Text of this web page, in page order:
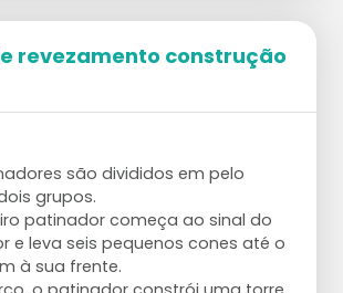
revezamento construção
são divididos em pelo
grupos.
patinador começa ao sinal do
e leva seis pequenos cones até o
à sua frente.